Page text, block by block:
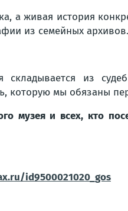
а живая история
из семейных архивов.
складывается из
которую мы обязаны
музея и всех, кто
id9500021020_gos